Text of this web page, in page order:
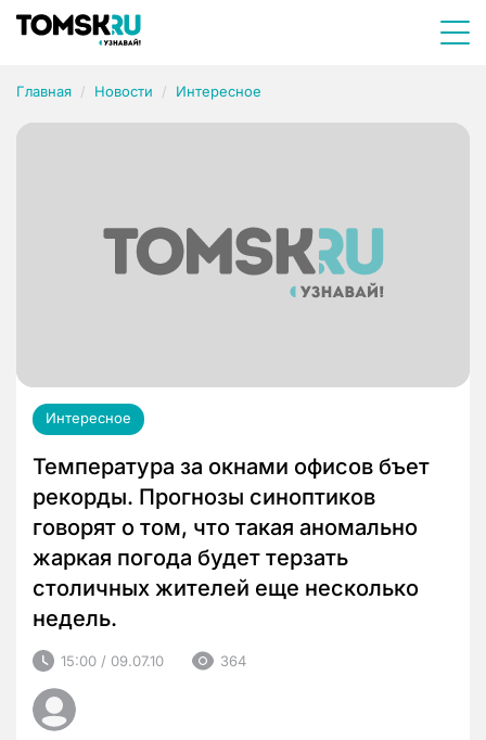
Главная Новости Интересное
Интересное
Температура за окнами офисов бъет
рекорды. Прогнозы синоптиков
говорят о том, что такая аномально
жаркая погода будет терзать
столичных жителей еще несколько
недель.
15:00 / 09.07.10 364